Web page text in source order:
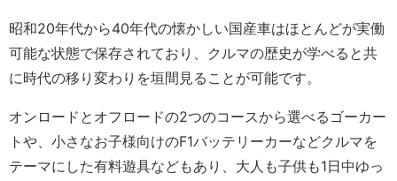
昭和20年代から40年代の懐かしい国産車はほとんどが実働
可能な状態で保存されており、クルマの歴史が学べると共
に時代の移り変わりを垣間見ることが可能です。
オンロードとオフロードの2つのコースから選べるゴーカー
トや、小さなお子様向けのF1バッテリーカーなどクルマを
テーマにした有料遊具などもあり、大人も子供も1日中ゆっ